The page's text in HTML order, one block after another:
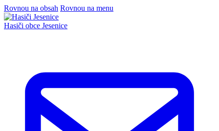
Rovnou na obsah Rovnou na menu
Hasiči obce Jesenice